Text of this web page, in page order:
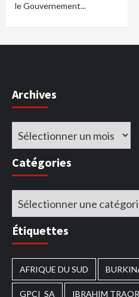
le Gouvernement...
Archives
Archives
Catégories
Catégories
Étiquettes
AFRIQUE DU SUD
GPCI_SA IBRAHIM